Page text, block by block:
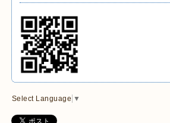
Select Language ▼